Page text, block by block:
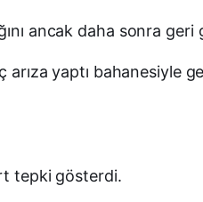
ancak daha sonra
yaptı bahanesiyle
tepki gösterdi.